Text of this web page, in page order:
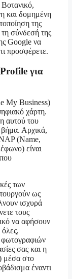
και δομημένη
της
τη σύνδεσή της
Google να
προσφέρετε.
για
My Business)
χάρτη.
αυτού του
βήμα. Αρχικά,
NAP (Name,
είναι
των
ως
ισχυρά
τους
να αφήσουν
όλες,
φωτογραφιών
σας και η
μέσα στο
έναντι